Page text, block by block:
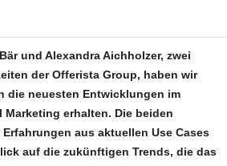
und Alexandra Aichholzer, zwei
der Offerista Group, haben wir
die neuesten Entwicklungen im
erhalten. Die beiden
aus aktuellen Use Cases
auf die zukünftigen Trends, die das